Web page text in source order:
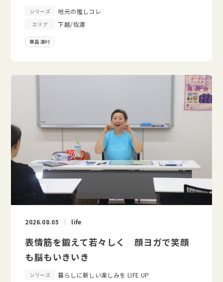
シリーズ 地元の推しコレ
エリア 下越/佐渡
粟島浦村
2026.08.05 life
表情筋を鍛えて若々しく 顔ヨガで笑顔
も脳もいきいき
シリーズ 暮らしに新しい楽しみを LIFE UP